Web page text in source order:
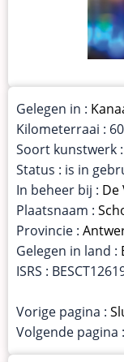
Gelegen in :
Kilometerraai :
Soort kunstwerk
Status : is in
In beheer bij : De
Plaatsnaam :
Provincie :
Gelegen in land :
ISRS :
Vorige pagina :
Volgende pagina :